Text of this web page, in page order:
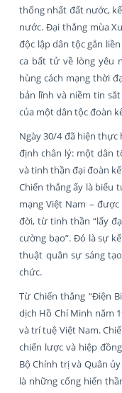
thống nhất đất nước,
nước. Đại thắng mùa
độc lập dân tộc gắn
ca bất tử về lòng yêu
hùng cách mạng thời
bản lĩnh và niềm tin
của một dân tộc đoàn
Ngày 30/4 đã hiện thực
định chân lý: một dân
và tinh thần đại đoàn
Chiến thắng ấy là biểu
mạng Việt Nam –
đời, từ tinh thần “lấy
cường bạo”. Đó là sự
thuật quân sự sáng
chức.
Từ Chiến thắng “Điện
dịch Hồ Chí Minh năm
và trí tuệ Việt Nam.
chiến lược và hiệp
Bộ Chính trị và Quân
là những cống hiến